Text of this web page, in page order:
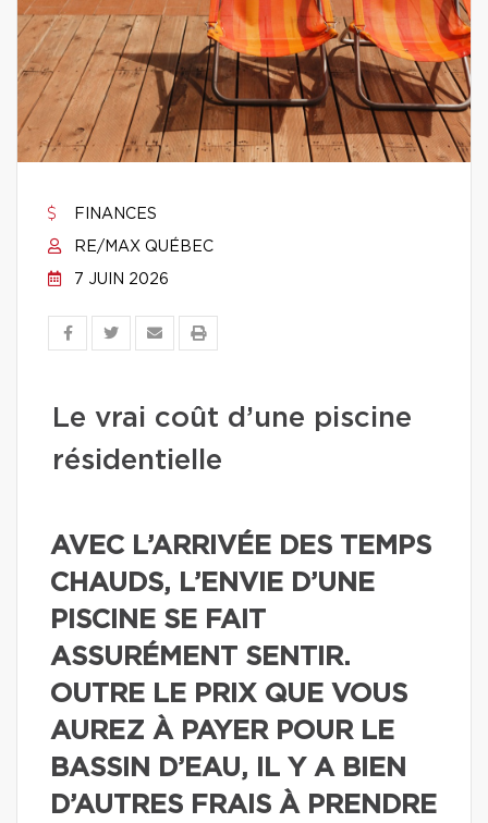
FINANCES
RE/MAX QUÉBEC
7 JUIN 2026
Le vrai coût d’une piscine
résidentielle
AVEC L’ARRIVÉE DES TEMPS
CHAUDS, L’ENVIE D’UNE
PISCINE SE FAIT
ASSURÉMENT SENTIR.
OUTRE LE PRIX QUE VOUS
AUREZ À PAYER POUR LE
BASSIN D’EAU, IL Y A BIEN
D’AUTRES FRAIS À PRENDRE